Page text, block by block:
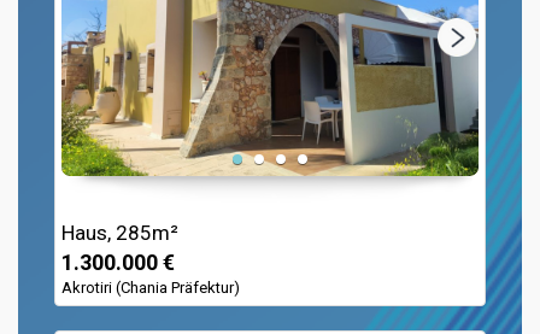
Haus, 285m²
1.300.000 €
Akrotiri (Chania Präfektur)